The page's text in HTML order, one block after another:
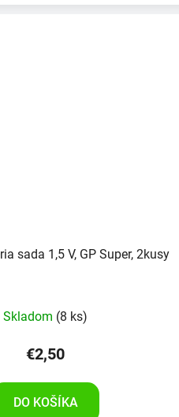
sada 1,5 V, GP Super, 2kusy
Skladom (8 ks)
€2,50
DO KOŠÍKA